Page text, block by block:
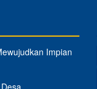
Impian